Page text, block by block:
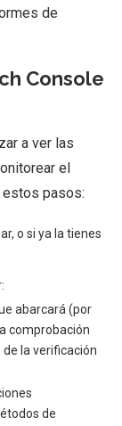
de
Console
a ver las
el
estos pasos:
o si ya la tienes
abarcará (por
comprobación
la verificación
de